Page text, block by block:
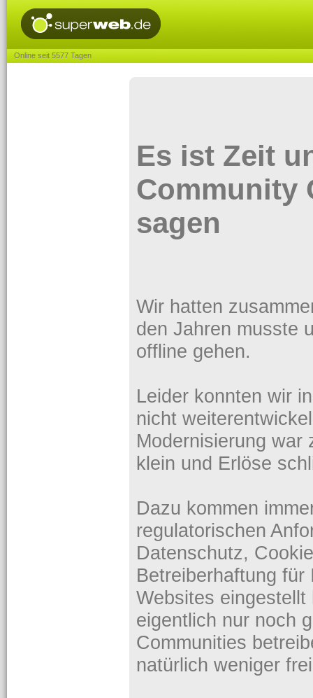
Online seit 5577 Tagen
Es ist Zeit
Community
sagen
Wir hatten
den Jahren musste
offline gehen.
Leider konnten wir
nicht
Modernisierung
klein und Erlöse
Dazu kommen
regulatorischen
Datenschutz,
Betreiberhaftung
Websites
eigentlich nur noch
Communities
natürlich weniger